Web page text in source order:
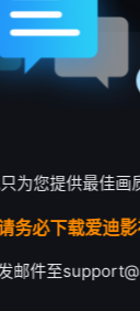
动作
完结
星球大战：摩尔-暗影之王
为您提供最佳画
务必下载爱迪
邮件至